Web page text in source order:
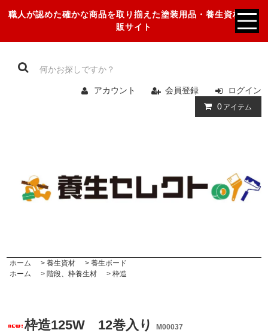
職人が認めた確かな商品を取り揃えた塗装用品・養生資材の通
販サイト
アカウント 会員登録
ログイン
0 アイテム
ホーム >養生資材 >養生ボード
ホーム
> 階段、枠養生材 >枠造
枠造125W 12巻入りM00037